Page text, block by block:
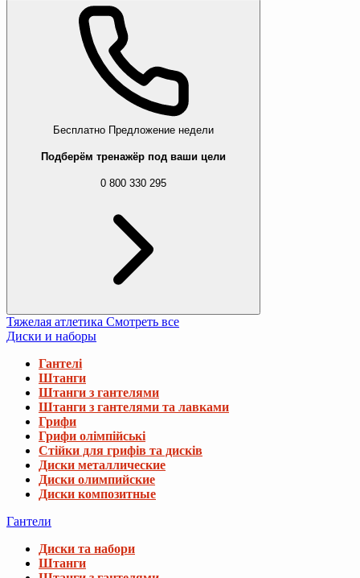
Бесплатно Предложение недели
Подберём тренажёр под ваши цели
0 800 330 295
Тяжелая атлетика Смотреть все
Диски и наборы
Гантелі
Штанги
Штанги з гантелями
Штанги з гантелями та лавками
Грифи
Грифи олімпійські
Стійки для грифів та дисків
Диски металлические
Диски олимпийские
Диски композитные
Гантели
Диски та набори
Штанги